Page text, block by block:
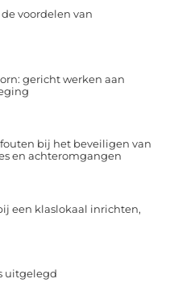
voordelen van
gericht werken aan
bij het beveiligen van
en achteromgangen
een klaslokaal inrichten,
uitgelegd